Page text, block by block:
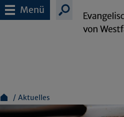
Menü
Aktuelles